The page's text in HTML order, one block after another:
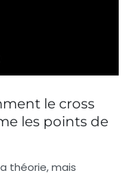
le cross
les points de
théorie, mais